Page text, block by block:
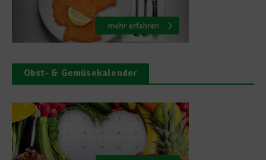
Obst- & Gemüsekalender